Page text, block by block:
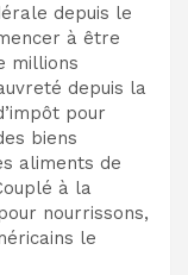
depuis le
à être
millions
depuis la
pour
biens
aliments de
à la
nourrissons,
le